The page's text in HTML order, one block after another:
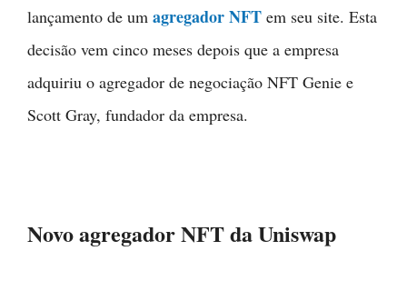
lançamento de um agregador NFT em seu site. Esta
decisão vem cinco meses depois que a empresa
adquiriu o agregador de negociação NFT Genie e
Scott Gray, fundador da empresa.
Novo agregador NFT da Uniswap